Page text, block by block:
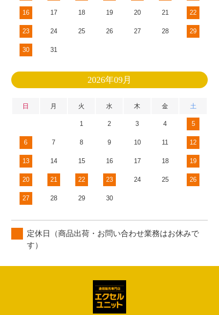
16 17 18 19 20 21 22
23 24 25 26 27 28 29
30 31
2026年09月
日 月 火 水 木 金 土
1 2 3 4 5
6 7 8 9 10 11 12
13 14 15 16 17 18 19
20 21 22 23 24 25 26
27 28 29 30
定休日（商品出荷・お問い合わせ業務はお休みで
す）